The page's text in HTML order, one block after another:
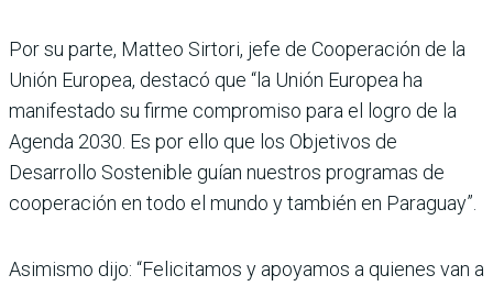
Por su parte, Matteo Sirtori, jefe de Cooperación de la
Unión Europea, destacó que “la Unión Europea ha
manifestado su firme compromiso para el logro de la
Agenda 2030. Es por ello que los Objetivos de
Desarrollo Sostenible guían nuestros programas de
cooperación en todo el mundo y también en Paraguay”.
Asimismo dijo: “Felicitamos y apoyamos a quienes van a